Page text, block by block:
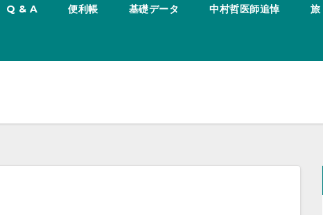
Q & A 便利帳 基礎データ 中村哲医師追悼 旅